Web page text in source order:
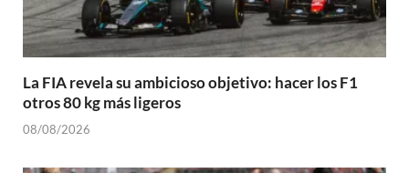
La FIA revela su ambicioso objetivo: hacer los F1
otros 80 kg más ligeros
08/08/2026